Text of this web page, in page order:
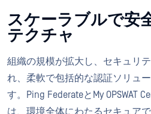
スケーラブルで安
テクチャ
組織の規模が拡大し、セキュリ
れ、柔軟で包括的な認証ソリュ
す。Ping FederateとMy OPSWAT
は、環境全体にわたるセキュア